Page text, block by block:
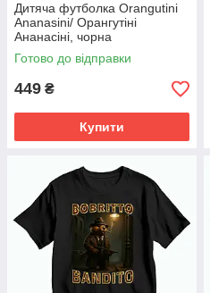
Дитяча футболка Orangutini
Ananasini/ Орангутіні
Ананасіні, чорна
Готово до відправки
449 ₴
Купити